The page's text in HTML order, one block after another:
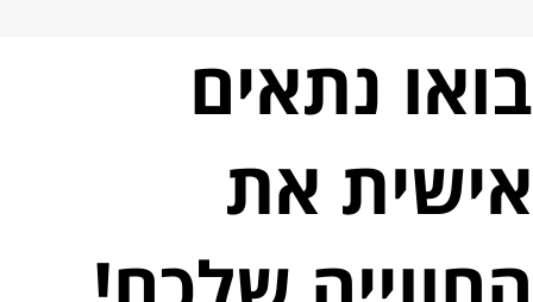
בואו נתאים
אישית את